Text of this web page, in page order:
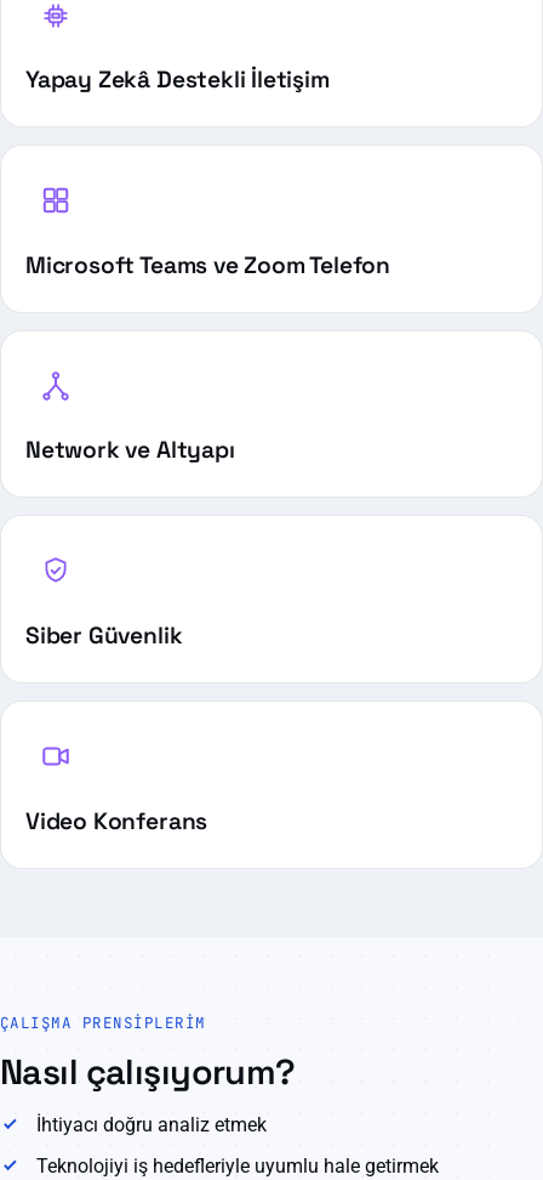
Yapay Zekâ Destekli İletişim
Microsoft Teams ve Zoom Telefon
Network ve Altyapı
Siber Güvenlik
Video Konferans
ÇALIŞMA PRENSIPLERIM
Nasıl çalışıyorum?
İhtiyacı doğru analiz etmek
Teknolojiyi iş hedefleriyle uyumlu hale getirmek